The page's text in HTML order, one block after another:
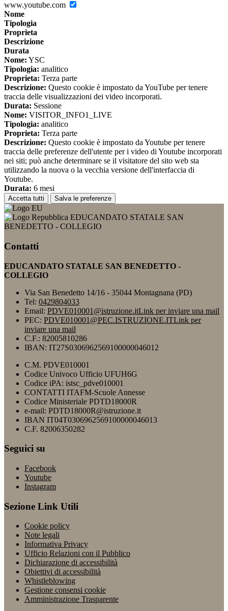
www.youtube.com
Nome
Tipologia
Proprieta
Descrizione
Durata
Nome: YSC
Tipologia: analitico
Proprieta: Terza parte
Descrizione: Questo cookie è impostato da YouTube per tenere
traccia delle visualizzazioni dei video incorporati.
Durata: Sessione
Nome: VISITOR_INFO1_LIVE
Tipologia: analitico
Proprieta: Terza parte
Descrizione: Questo cookie è impostato da Youtube per tenere
traccia delle preferenze dell'utente per i video di Youtube incorporati
nei siti; può anche determinare se il visitatore del sito web sta
utilizzando la nuova o la vecchia versione dell'interfaccia di
Youtube.
Durata: 6 mesi
Accetta tutti Salva le preferenze
EDUCANDATO STATALE SAN
BENEDETTO - COLLEGIO
Contatti
EDUCANDATO STATALE SAN BENEDETTO -
COLLEGIO
Via San Benedetto 14/16 - 35044 Montagnana (PD)
Tel: 0429804033
Email: PDVE010001@istruzione.itLink per inviare una mail
PEC: PDVE010001@PEC.ISTRUZIONE.ITLink per
inviare una mail
C.F.: 82005810286
IBAN: IT27S0306962569100000046012
C.M. PDVE010001
Codice Univoco Ufficio UFUH6G
Codice iPA: istsc_pdve010001
CONTATTI ITAFM-Scuole Annesse
Codice Ministeriale PDTD18000R
e-mail: PDTD18000R@istruzione.it
IBAN IT04T0306962569100000046013
C.F. 82006350282
Seguici su
Facebook
Youtube
Instagram
Sezione Link Utili
Cookie policy
Note legali
Informativa Privacy
Ufficio Relazioni con il Pubblico
Dichiarazione di accessibilità
Obiettivi di accessibilità
Whistleblowing
Gestione consensi cookie
Amministrazione Trasparente